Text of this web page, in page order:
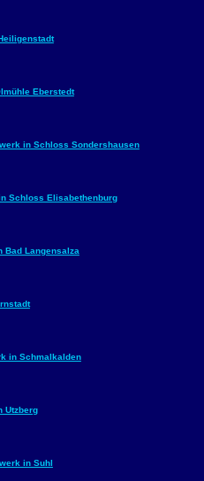
Eberstedt
in Schloss Sondershausen
Schloss Elisabethenburg
Bad Langensalza
in Schmalkalden
Utzberg
in Suhl